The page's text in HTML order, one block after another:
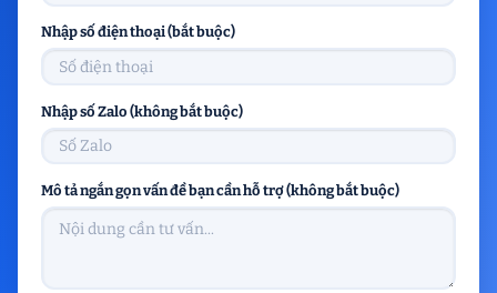
Nhập số điện thoại (bắt buộc)
Nhập số Zalo (không bắt buộc)
Mô tả ngắn gọn vấn đề bạn cần hỗ trợ (không bắt buộc)